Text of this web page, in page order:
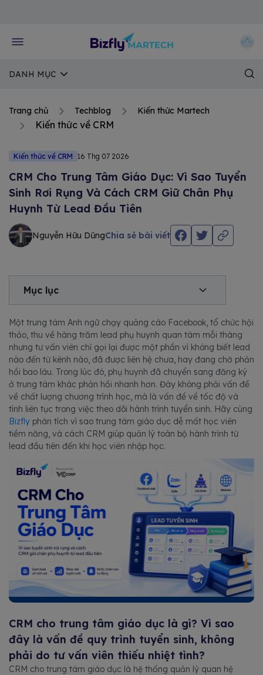
DANH MỤC
Trang chủ Techblog Kiến thức Martech
Kiến thức về CRM
Kiến thức về CRM 16 Thg 07 2026
CRM Cho Trung Tâm Giáo Dục: Vì Sao Tuyển
Sinh Rơi Rụng Và Cách CRM Giữ Chân Phụ
Huynh Từ Lead Đầu Tiên
Nguyễn Hữu DũngChia sẻ bài viết
Mục lục
Một trung tâm Anh ngữ chạy quảng cáo Facebook, tổ chức hội
thảo, thu về hàng trăm lead phụ huynh quan tâm mỗi tháng
nhưng tư vấn viên chỉ gọi lại được một phần vì không biết lead
nào đến từ kênh nào, đã được liên hệ chưa, hay đang chờ phản
hồi bao lâu. Trong lúc đó, phụ huynh đã chuyển sang đăng ký
ở trung tâm khác phản hồi nhanh hơn. Đây không phải vấn đề
về chất lượng chương trình học, mà là vấn đề về tốc độ và
tính liên tục trong việc theo dõi hành trình tuyển sinh. Hãy cùng
Bizfly phân tích vì sao trung tâm giáo dục dễ mất học viên
tiềm năng, và cách CRM giúp quản lý toàn bộ hành trình từ
lead đầu tiên đến khi học viên nhập học.
CRM cho trung tâm giáo dục là gì? Vì sao
đây là vấn đề quy trình tuyển sinh, không
phải do tư vấn viên thiếu nhiệt tình?
CRM cho trung tâm giáo dục là hệ thống quản lý quan hệ